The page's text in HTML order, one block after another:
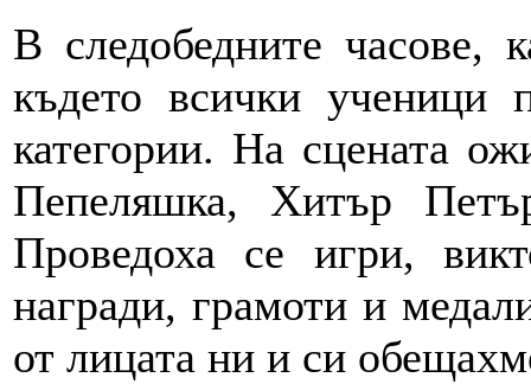
В следобедните часове,
където всички ученици
категории. На сцената
Пепеляшка, Хитър
Проведоха се игри,
награди, грамоти и
от лицата ни и си